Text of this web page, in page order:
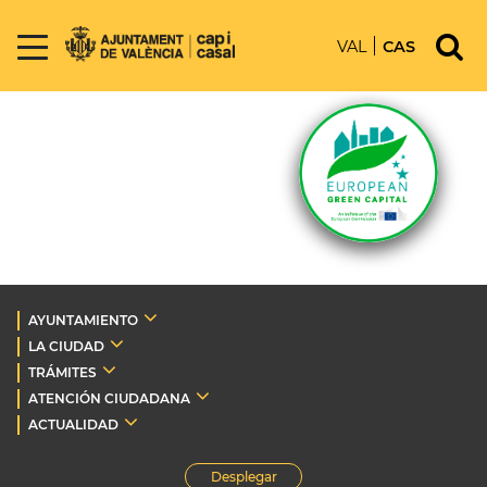
VAL CAS
AYUNTAMIENTO
LA CIUDAD
TRÁMITES
ATENCIÓN CIUDADANA
ACTUALIDAD
Desplegar